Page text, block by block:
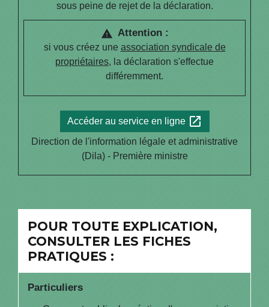
sous peine de rejet de la déclaration.
warning Attention :
si vous créez une association syndicale de
propriétaires, la déclaration s'effectue
différemment.
Accéder au service en ligne open_in_new
Direction de l'information légale et administrative
(Dila) - Première ministre
POUR TOUTE EXPLICATION,
CONSULTER LES FICHES
PRATIQUES :
Particuliers